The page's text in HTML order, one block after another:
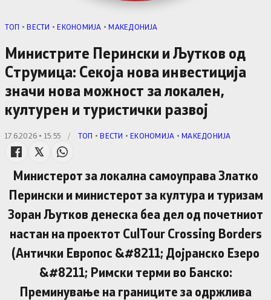
TОП •ВЕСТИ •ЕКОНОМИЈА •МАКЕДОНИЈА
Министрите Перински и Љутков од
Струмица: Секоја нова инвестиција
значи нова можност за локален,
културен и туристички развој
17.6.2026 • 15:55 / TОП •ВЕСТИ •ЕКОНОМИЈА •МАКЕДОНИЈА
Министерот за локална самоуправа Златко
Перински и министерот за култура и туризам
Зоран Љутков денеска беа дел од почетниот
настан на проектот CulTour Crossing Borders
(Антички Европос &#8211; Дојранско Езеро
&#8211; Римски терми во Банско:
Преминување на границите за одржлива